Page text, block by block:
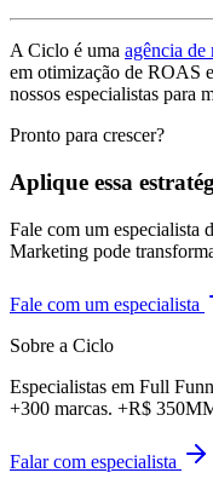
A Ciclo é uma agência de
em otimização de ROAS
nossos especialistas para
Pronto para crescer?
Aplique essa
Fale com um especialista
Marketing pode
Fale com um especialista
Sobre a Ciclo
Especialistas em Full
+300 marcas. +R$
Falar com especialista